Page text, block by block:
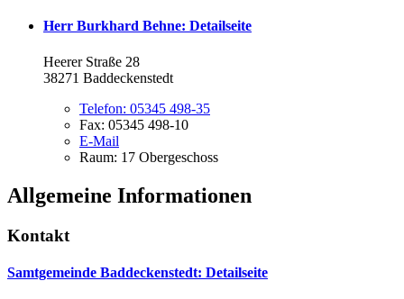
Herr Burkhard Behne: Detailseite
Heerer Straße 28
38271 Baddeckenstedt
Telefon: 05345 498-35
Fax: 05345 498-10
E-Mail
Raum: 17 Obergeschoss
Allgemeine Informationen
Kontakt
Samtgemeinde Baddeckenstedt: Detailseite